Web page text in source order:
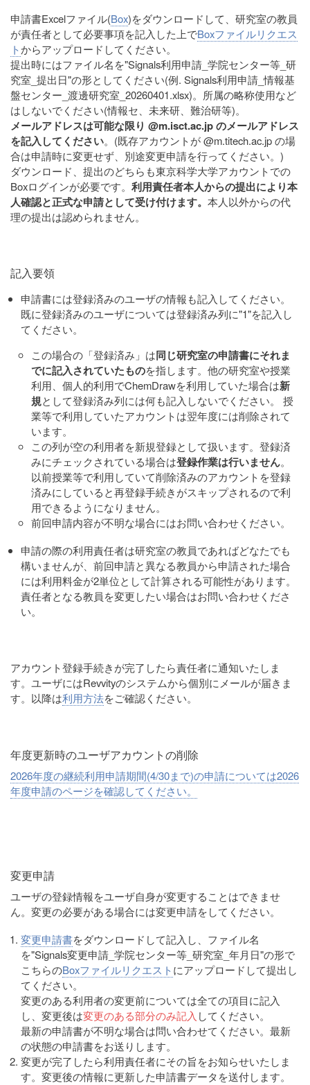
申請書Excelファイル(Box)をダウンロードして、研究室の教員
が責任者として必要事項を記入した上でBoxファイルリクエス
トからアップロードしてください。
提出時にはファイル名を"Signals利用申請_学院センター等_研
究室_提出日"の形としてください(例. Signals利用申請_情報基
盤センター_渡邊研究室_20260401.xlsx)。所属の略称使用など
はしないでください(情報セ、未来研、難治研等)。
メールアドレスは可能な限り @m.isct.ac.jp のメールアドレス
を記入してください。(既存アカウントが @m.titech.ac.jp の場
合は申請時に変更せず、別途変更申請を行ってください。)
ダウンロード、提出のどちらも東京科学大学アカウントでの
Boxログインが必要です。 利用責任者本人からの提出により本
人確認と正式な申請として受け付けます。 本人以外からの代
理の提出は認められません。
記入要領
申請書には登録済みのユーザの情報も記入してください。
既に登録済みのユーザについては登録済み列に"1"を記入し
てください。
この場合の「登録済み」は同じ研究室の申請書にそれま
でに記入されていたものを指します。他の研究室や授業
利用、個人的利用でChemDrawを利用していた場合は新
規として登録済み列には何も記入しないでください。 授
業等で利用していたアカウントは翌年度には削除されて
います。
この列が空の利用者を新規登録として扱います。登録済
みにチェックされている場合は登録作業は行いません。
以前授業等で利用していて削除済みのアカウントを登録
済みにしていると再登録手続きがスキップされるので利
用できるようになりません。
前回申請内容が不明な場合にはお問い合わせください。
申請の際の利用責任者は研究室の教員であればどなたでも
構いませんが、前回申請と異なる教員から申請された場合
には利用料金が2単位として計算される可能性があります。
責任者となる教員を変更したい場合はお問い合わせくださ
い。
アカウント登録手続きが完了したら責任者に通知いたしま
す。ユーザにはRevvityのシステムから個別にメールが届きま
す。以降は利用方法をご確認ください。
年度更新時のユーザアカウントの削除
2026年度の継続利用申請期間(4/30まで)の申請については2026
年度申請のページを確認してください。
変更申請
ユーザの登録情報をユーザ自身が変更することはできませ
ん。変更の必要がある場合には変更申請をしてください。
変更申請書をダウンロードして記入し、ファイル名
を"Signals変更申請_学院センター等_研究室_年月日"の形で
こちらのBoxファイルリクエストにアップロードして提出し
てください。
変更のある利用者の変更前については全ての項目に記入
し、変更後は変更のある部分のみ記入 してください。
最新の申請書が不明な場合は問い合わせてください。最新
の状態の申請書をお送りします。
変更が完了したら利用責任者にその旨をお知らせいたしま
す。変更後の情報に更新した申請書データを送付します。